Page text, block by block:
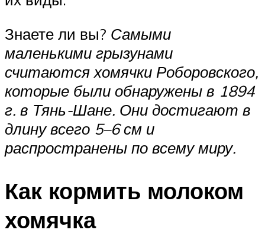
Знаете ли вы? Самыми
маленькими грызунами
считаются хомячки Роборовского,
которые были обнаружены в 1894
г. в Тянь-Шане. Они достигают в
длину всего 5–6 см и
распространены по всему миру.
Как кормить молоком
хомячка